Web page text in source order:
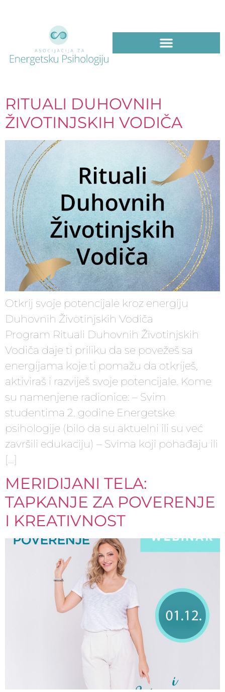
RITUALI DUHOVNIH
ŽIVOTINJSKIH VODIČA
Otkrij svoje potencijale kroz energiju
Duhovnih Životinjskih Vodiča
Program Rituali Duhovnih Životinjskih
Vodiča daje ti priliku da se povežeš sa
energijama koje ti pomažu da otkriješ,
aktiviraš i razviješ svoje potencijale. Kome
su namenjene radionice: – Svim
studentima 2. godine Energetske
psihologije (bilo da su aktuelni ili su već
završili edukaciju) – Svima koji pohađaju ili
[…]
MERIDIJANI TELA:
TAPKANJE ZA POVERENJE
I KREATIVNOST